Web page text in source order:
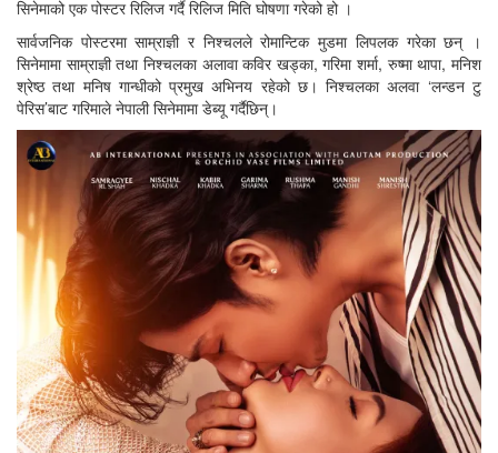
सिनेमाको एक पोस्टर रिलिज गर्दै रिलिज मिति घोषणा गरेको हो ।
सार्वजनिक पोस्टरमा साम्राज्ञी र निश्चलले रोमान्टिक मुडमा लिपलक गरेका छन् ।
सिनेमामा साम्राज्ञी तथा निश्चलका अलावा कविर खड्का, गरिमा शर्मा, रुष्मा थापा, मनिश
श्रेष्ठ तथा मनिष गान्धीको प्रमुख अभिनय रहेको छ। निश्चलका अलवा ‘लन्डन टु
पेरिस’बाट गरिमाले नेपाली सिनेमामा डेब्यू गर्दैछिन्।